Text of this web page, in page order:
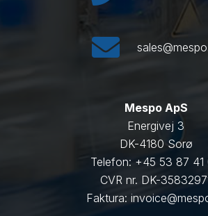
Mespo ApS
Energivej 3
DK-4180 Sorø
Telefon: +45 53 87 41
CVR nr. DK-
Faktura: